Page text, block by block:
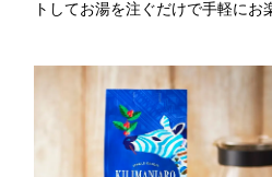
トしてお湯を注ぐだけで手軽に